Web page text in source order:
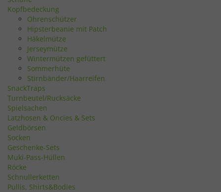
Kopfbedeckung
Ohrenschützer
Hipsterbeanie mit Patch
Häkelmütze
Jerseymütze
Wintermützen gefüttert
Sommerhüte
Stirnbänder/Haarreifen
SnackTraps
Turnbeutel/Rucksäcke
Spielsachen
Latzhosen & Oncies & Sets
Geldbörsen
Socken
Geschenke-Sets
Muki-Pass-Hüllen
Röcke
Schnullerketten
Pullis, Shirts&Bodies